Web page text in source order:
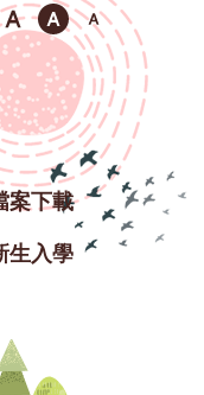
案下載
生入學